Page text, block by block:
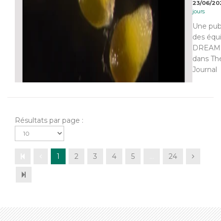
23/06/
jours
Une
des
dans
Journal
Résultats par page :
1 2 3 4 5 24